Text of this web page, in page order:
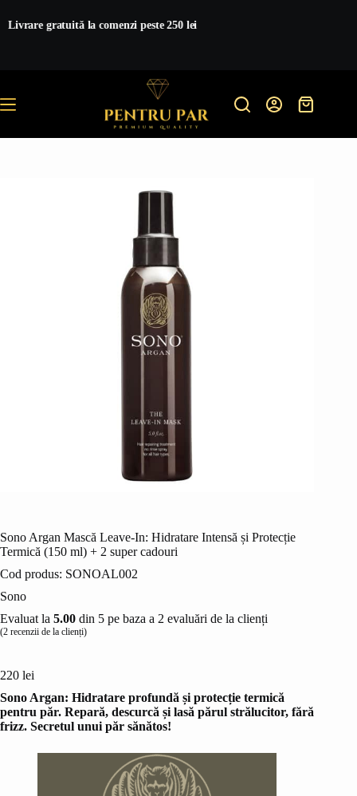
Livrare gratuită la comenzi peste 250 lei
Coș
cumpărături
Sono Argan Mască Leave-In: Hidratare Intensă și Protecție
Termică (150 ml) + 2 super cadouri
Cod produs: SONOAL002
Sono
Evaluat la 5.00 din 5 pe baza a 2 evaluări de la clienți
(2 recenzii de la clienți)
220 lei
Sono Argan: Hidratare profundă și protecție termică
pentru păr. Repară, descurcă și lasă părul strălucitor, fără
frizz. Secretul unui păr sănătos!